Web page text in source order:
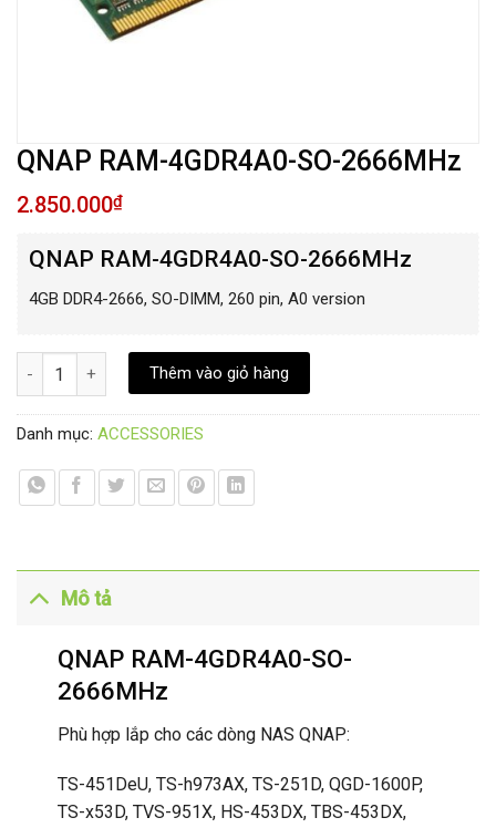
QNAP RAM-4GDR4A0-SO-2666MHz
2.850.000₫
QNAP RAM-4GDR4A0-SO-2666MHz
4GB DDR4-2666, SO-DIMM, 260 pin, A0 version
QNAP RAM-4GDR4A0-SO-2666MHz số lượng
Thêm vào giỏ hàng
Danh mục: ACCESSORIES
Mô tả
QNAP RAM-4GDR4A0-SO-
2666MHz
Phù hợp lắp cho các dòng NAS QNAP:
TS-451DeU, TS-h973AX, TS-251D, QGD-1600P,
TS-x53D, TVS-951X, HS-453DX, TBS-453DX,